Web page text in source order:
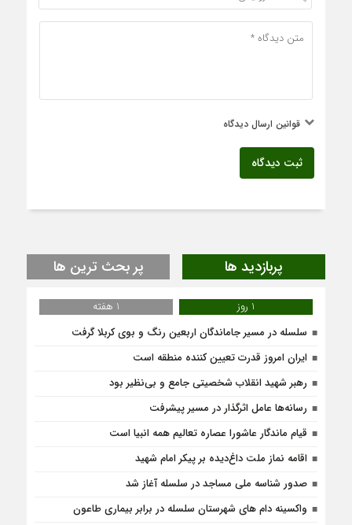
قوانین ارسال دیدگاه
ثبت دیدگاه
پربازدید ها پر بحث ترین ها
1 روز
1 هفته
سلسله در مسیر جاماندگان اربعین رنگ و بوی کربلا گرفت
ایران امروز قدرت تعیین کننده منطقه است
رهبر شهید انقلاب شخصیتی جامع و بی‌نظیر بود
رسانه‌ها عامل اثرگذار در مسیر پیشرفت
قیام ماندگار عاشورا عصاره تعالیم همه انبیا است
اقامه نماز ملت داغ‌دیده بر پیکر امام شهید
صدور شناسه ملی مساجد در سلسله آغاز شد
واکسینه دام های شهرستان سلسله در برابر بیماری طاعون